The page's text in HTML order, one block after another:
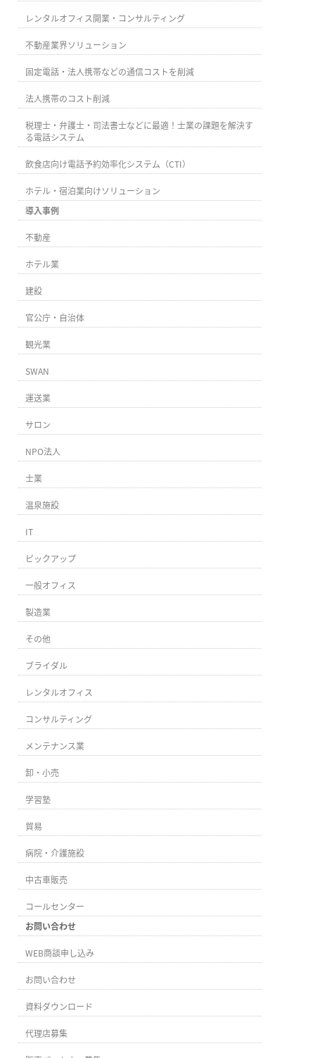
レンタルオフィス開業・コンサルティング
不動産業界ソリューション
固定電話・法人携帯などの通信コストを削減
法人携帯のコスト削減
税理士・弁護士・司法書士などに最適！士業の課題を解決す
る電話システム
飲食店向け電話予約効率化システム（CTI）
ホテル・宿泊業向けソリューション
導入事例
不動産
ホテル業
建設
官公庁・自治体
観光業
SWAN
運送業
サロン
NPO法人
士業
温泉施設
IT
ピックアップ
一般オフィス
製造業
その他
ブライダル
レンタルオフィス
コンサルティング
メンテナンス業
卸・小売
学習塾
貿易
病院・介護施設
中古車販売
コールセンター
お問い合わせ
WEB商談申し込み
お問い合わせ
資料ダウンロード
代理店募集